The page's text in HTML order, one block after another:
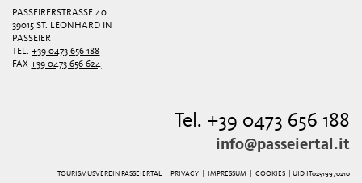
PASSEIRERSTRASSE 40
39015 ST. LEONHARD IN
PASSEIER
TEL.+39 0473 656 188
FAX+39 0473 656 624
Tel. +39 0473 656 188
info@passeiertal.it
TOURISMUSVEREIN PASSEIERTAL | PRIVACY| IMPRESSUM COOKIES | UID IT02519970210